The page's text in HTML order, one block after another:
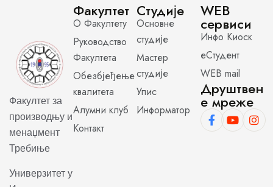
Факултет за
производњу и
менаџмент
Требиње
Универзитет у
Факултет
О Факултету
Руководство
Факултета
Обезбјеђење
квалитета
Алумни клуб
Контакт
Студије
Основне
студије
Мастер
студије
Упис
Информатор
WEB
сервиси
Инфо Киоск
еСтудент
WEB mail
Друштвен
е мреже